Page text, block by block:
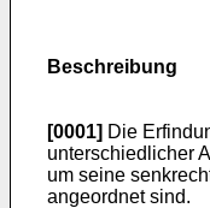
Beschreibung
[0001] Die
unterschiedlicher
um seine
angeordnet sind.